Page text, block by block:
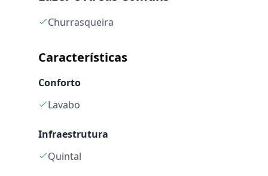
Churrasqueira
Características
Conforto
Lavabo
Infraestrutura
Quintal